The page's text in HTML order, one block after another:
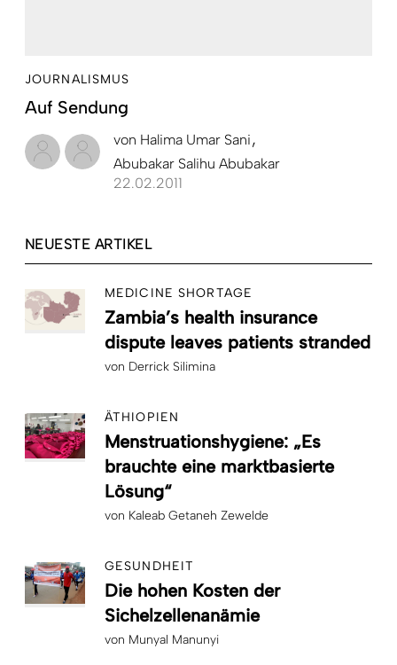
JOURNALISMUS
Auf Sendung
von Halima Umar Sani
Abubakar Salihu Abubakar
22.02.2011
NEUESTE ARTIKEL
MEDICINE SHORTAGE
Zambia’s health insurance
dispute leaves patients stranded
von Derrick Silimina
ÄTHIOPIEN
Menstruationshygiene: „Es
brauchte eine marktbasierte
Lösung“
von Kaleab Getaneh Zewelde
GESUNDHEIT
Die hohen Kosten der
Sichelzellenanämie
von Munyal Manunyi